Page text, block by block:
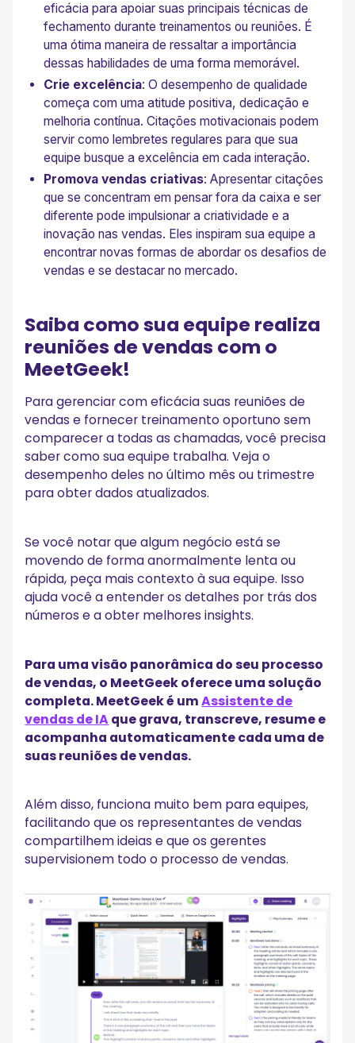
eficácia para apoiar suas principais técnicas de
fechamento durante treinamentos ou reuniões. É
uma ótima maneira de ressaltar a importância
dessas habilidades de uma forma memorável.
Crie excelência: O desempenho de qualidade
começa com uma atitude positiva, dedicação e
melhoria contínua. Citações motivacionais podem
servir como lembretes regulares para que sua
equipe busque a excelência em cada interação.
Promova vendas criativas: Apresentar citações
que se concentram em pensar fora da caixa e ser
diferente pode impulsionar a criatividade e a
inovação nas vendas. Eles inspiram sua equipe a
encontrar novas formas de abordar os desafios de
vendas e se destacar no mercado.
Saiba como sua equipe realiza
reuniões de vendas com o
MeetGeek!
Para gerenciar com eficácia suas reuniões de
vendas e fornecer treinamento oportuno sem
comparecer a todas as chamadas, você precisa
saber como sua equipe trabalha. Veja o
desempenho deles no último mês ou trimestre
para obter dados atualizados.
Se você notar que algum negócio está se
movendo de forma anormalmente lenta ou
rápida, peça mais contexto à sua equipe. Isso
ajuda você a entender os detalhes por trás dos
números e a obter melhores insights.
Para uma visão panorâmica do seu processo
de vendas, o MeetGeek oferece uma solução
completa. MeetGeek é umAssistente de
vendas de IAque grava, transcreve, resume e
acompanha automaticamente cada uma de
suas reuniões de vendas.
Além disso, funciona muito bem para equipes,
facilitando que os representantes de vendas
compartilhem ideias e que os gerentes
supervisionem todo o processo de vendas.